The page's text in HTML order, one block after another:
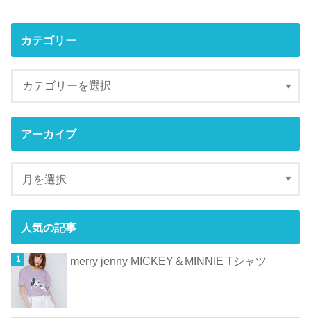
カテゴリー
アーカイブ
人気の記事
merry jenny MICKEY＆MINNIE Tシャツ